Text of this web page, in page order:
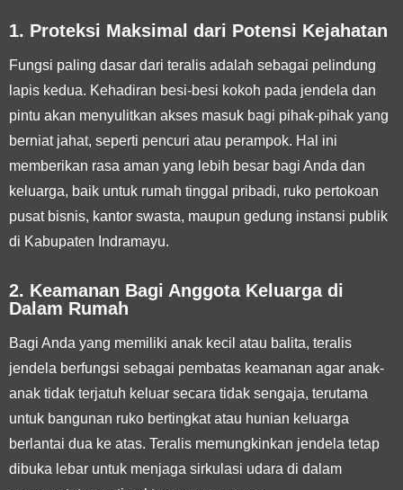
1. Proteksi Maksimal dari Potensi Kejahatan
Fungsi paling dasar dari teralis adalah sebagai pelindung
lapis kedua. Kehadiran besi-besi kokoh pada jendela dan
pintu akan menyulitkan akses masuk bagi pihak-pihak yang
berniat jahat, seperti pencuri atau perampok. Hal ini
memberikan rasa aman yang lebih besar bagi Anda dan
keluarga, baik untuk rumah tinggal pribadi, ruko pertokoan
pusat bisnis, kantor swasta, maupun gedung instansi publik
di Kabupaten Indramayu.
2. Keamanan Bagi Anggota Keluarga di
Dalam Rumah
Bagi Anda yang memiliki anak kecil atau balita, teralis
jendela berfungsi sebagai pembatas keamanan agar anak-
anak tidak terjatuh keluar secara tidak sengaja, terutama
untuk bangunan ruko bertingkat atau hunian keluarga
berlantai dua ke atas. Teralis memungkinkan jendela tetap
dibuka lebar untuk menjaga sirkulasi udara di dalam